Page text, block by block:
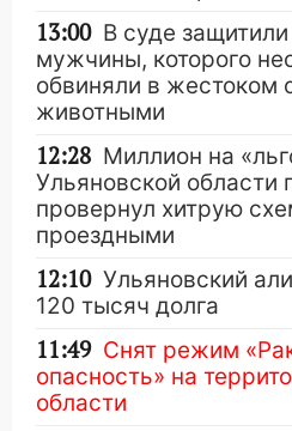
13:00 В суде
мужчины, которого
обвиняли в жестоком
животными
12:28 Миллион на
Ульяновской области
провернул хитрую
проездными
12:10 Ульяновский
120 тысяч долга
11:49 Снят режим
опасность» на
области